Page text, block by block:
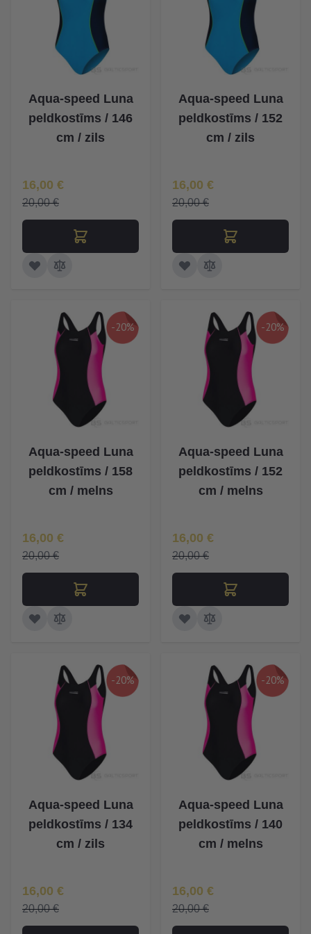
Aqua-speed Luna
peldkostīms / 146
cm / zils
Īpaša Cena
16,00 €
20,00 €
Aqua-speed Luna
peldkostīms / 152
cm / zils
Īpaša Cena
16,00 €
20,00 €
-20%
Aqua-speed Luna
peldkostīms / 158
cm / melns
Īpaša Cena
16,00 €
20,00 €
-20%
Aqua-speed Luna
peldkostīms / 152
cm / melns
Īpaša Cena
16,00 €
20,00 €
-20%
Aqua-speed Luna
peldkostīms / 134
cm / zils
Īpaša Cena
16,00 €
20,00 €
-20%
Aqua-speed Luna
peldkostīms / 140
cm / melns
Īpaša Cena
16,00 €
20,00 €